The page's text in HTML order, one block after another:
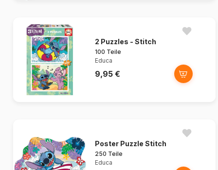
2 Puzzles - Stitch
100 Teile
Educa
9,95 €
Poster Puzzle Stitch
250 Teile
Educa